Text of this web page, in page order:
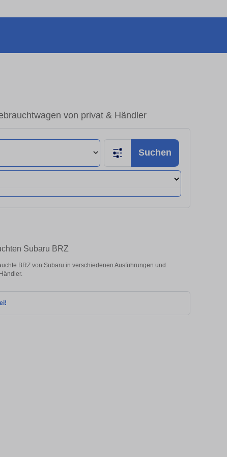
von privat & Händler
Suchen
Subaru BRZ
BRZ von Subaru in verschiedenen Ausführungen und